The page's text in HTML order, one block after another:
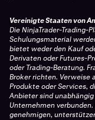
Vereinigte Staaten von
Die NinjaTrader-Trading-
Schulungsmaterial
bietet weder den Kauf
Derivaten oder Futures-
oder Trading-Beratung.
Broker richten. Verweise
Produkte oder Services,
Anbieter sind
Unternehmen
genehmigen,